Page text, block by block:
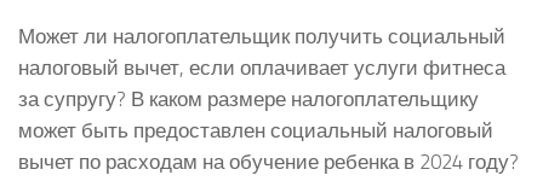
Может ли налогоплательщик получить социальный
налоговый вычет, если оплачивает услуги фитнеса
за супругу? В каком размере налогоплательщику
может быть предоставлен социальный налоговый
вычет по расходам на обучение ребенка в 2024 году?